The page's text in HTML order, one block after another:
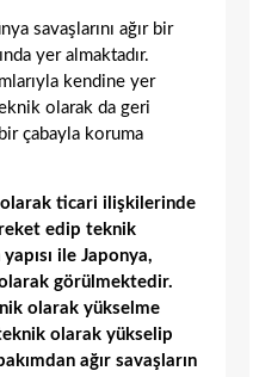
savaşlarını ağır bir
yer almaktadır.
kendine yer
olarak da geri
çabayla koruma
ticari ilişkilerinde
edip teknik
ile Japonya,
görülmektedir.
olarak yükselme
olarak yükselip
ağır savaşların